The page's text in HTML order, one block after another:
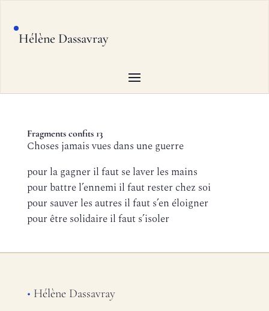
Hélène Dassavray
Fragments confits 13
Choses jamais vues dans une guerre
pour la gagner il faut se laver les mains
pour battre l’ennemi il faut rester chez soi
pour sauver les autres il faut s’en éloigner
pour être solidaire il faut s’isoler
• Hélène Dassavray